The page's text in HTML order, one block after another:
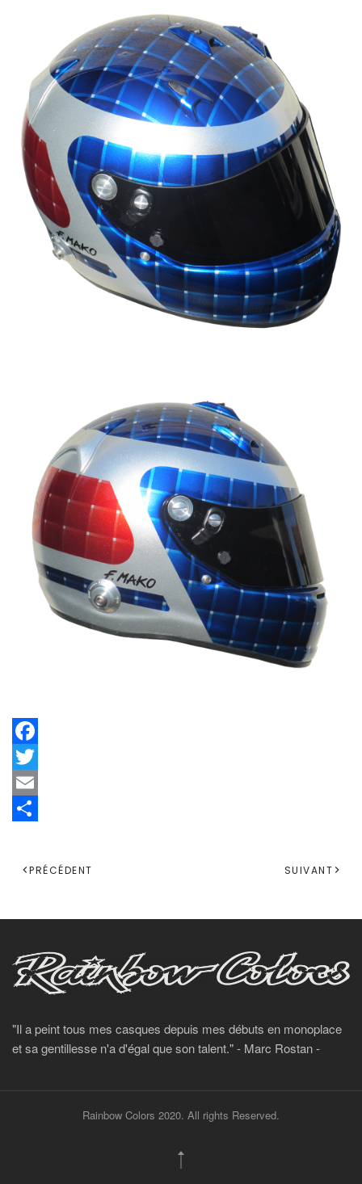
Facebook
Twitter
Email
PRÉCÉDENT SUIVANT
"Il a peint tous mes casques depuis mes débuts en monoplace
et sa gentillesse n'a d'égal que son talent." - Marc Rostan -
Rainbow Colors 2020. All rights Reserved.